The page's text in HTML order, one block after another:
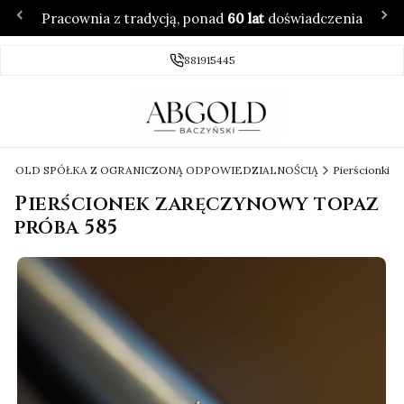
Pracownia z tradycją, ponad 60 latdoświadczenia
881915445
SPÓŁKA Z OGRANICZONĄ ODPOWIEDZIALNOŚCIĄ Pierścionki
Pierścionek zaręczynowy topaz
próba 585